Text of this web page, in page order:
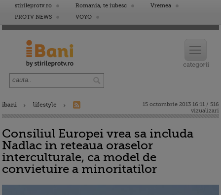
stirileprotv.ro Romania, te iubesc
Vremea
PROTV NEWS
VOYO
ibani lifestyle
15 octombrie 2013 16:11 / 516
vizualizari
Consiliul Europei vrea sa includa
Nadlac in reteaua oraselor
interculturale, ca model de
convietuire a minoritatilor